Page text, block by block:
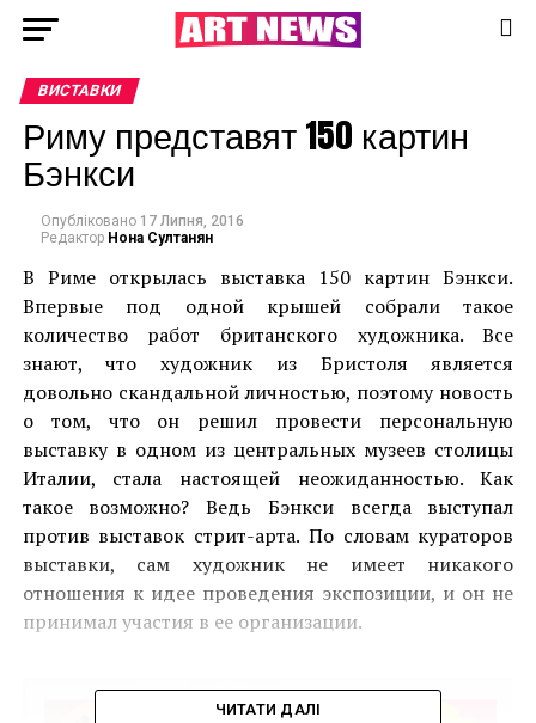
ВИСТАВКИ
Риму представят 150 картин
Бэнкси
Опубліковано 17 Липня, 2016
Редактор Нона Султанян
В Риме открылась выставка 150 картин Бэнкси.
Впервые под одной крышей собрали такое
количество работ британского художника. Все
знают, что художник из Бристоля является
довольно скандальной личностью, поэтому новость
о том, что он решил провести персональную
выставку в одном из центральных музеев столицы
Италии, стала настоящей неожиданностью. Как
такое возможно? Ведь Бэнкси всегда выступал
против выставок стрит-арта. По словам кураторов
выставки, сам художник не имеет никакого
отношения к идее проведения экспозиции, и он не
принимал участия в ее организации.
ЧИТАТИ ДАЛІ